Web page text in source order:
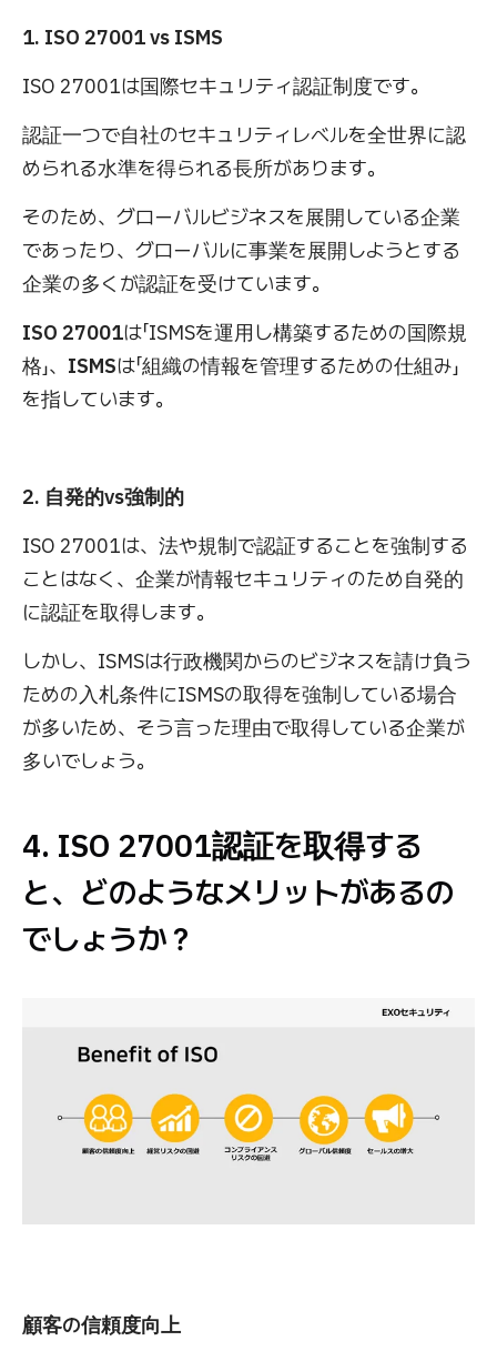
1. ISO 27001 vs ISMS
ISO 27001は国際セキュリティ認証制度です。
認証一つで自社のセキュリティレベルを全世界に認
められる水準を得られる長所があります。
そのため、グローバルビジネスを展開している企業
であったり、グローバルに事業を展開しようとする
企業の多くが認証を受けています。
ISO 27001は「ISMSを運用し構築するための国際規
格」、 ISMSは「組織の情報を管理するための仕組み」
を指しています。
2. 自発的vs強制的
ISO 27001は、法や規制で認証することを強制する
ことはなく、企業が情報セキュリティのため自発的
に認証を取得します。
しかし、ISMSは行政機関からのビジネスを請け負う
ための入札条件にISMSの取得を強制している場合
が多いため、そう言った理由で取得している企業が
多いでしょう。
4. ISO 27001認証を取得する
と、どのようなメリットがあるの
でしょうか？
顧客の信頼度向上